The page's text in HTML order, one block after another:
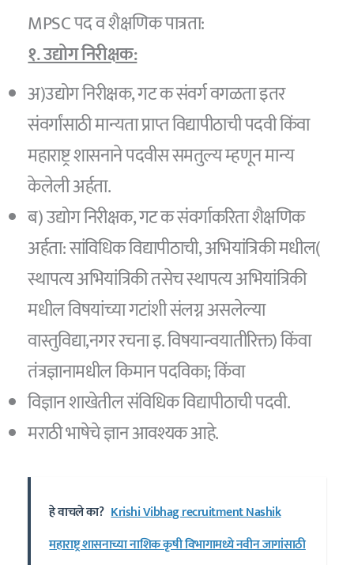
MPSC पद व शैक्षणिक पात्रता:
१. उद्योग निरीक्षक:
अ)उद्योग निरीक्षक, गट क संवर्ग वगळता इतर
संवर्गांसाठी मान्यता प्राप्त विद्यापीठाची पदवी किंवा
महाराष्ट्र शासनाने पदवीस समतुल्य म्हणून मान्य
केलेली अर्हता.
ब) उद्योग निरीक्षक, गट क संवर्गाकरिता शैक्षणिक
अर्हता: सांविधिक विद्यापीठाची, अभियांत्रिकी मधील(
स्थापत्य अभियांत्रिकी तसेच स्थापत्य अभियांत्रिकी
मधील विषयांच्या गटांशी संलग्न असलेल्या
वास्तुविद्या,नगर रचना इ. विषयान्वयातीरिक्त) किंवा
तंत्रज्ञानामधील किमान पदविका; किंवा
विज्ञान शाखेतील संविधिक विद्यापीठाची पदवी.
मराठी भाषेचे ज्ञान आवश्यक आहे.
हे वाचले का? Krishi Vibhag recruitment Nashik
महाराष्ट्र शासनाच्या नाशिक कृषी विभागामध्ये नवीन जागांसाठी